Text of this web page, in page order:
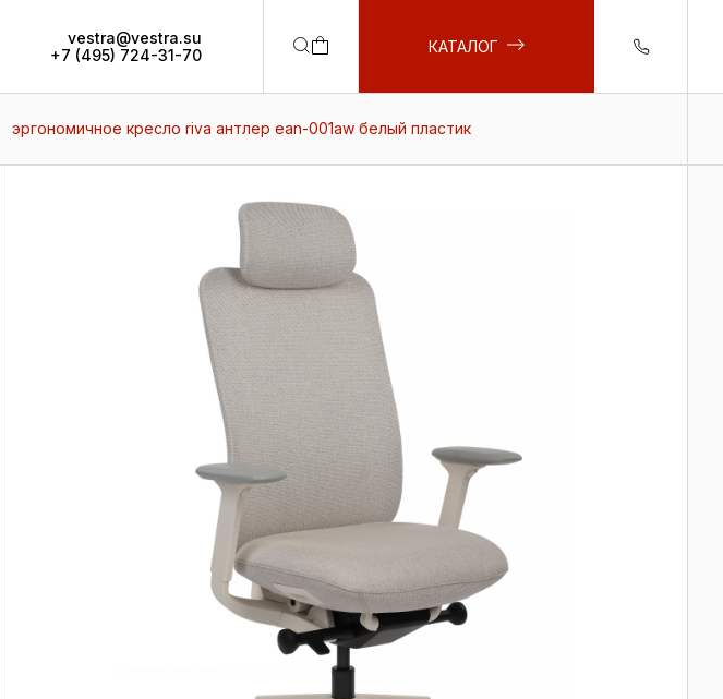
vestra@vestra.su
+7 (495) 724-31-70
КАТАЛОГ
эргономичное кресло riva антлер ean-001aw белый пластик